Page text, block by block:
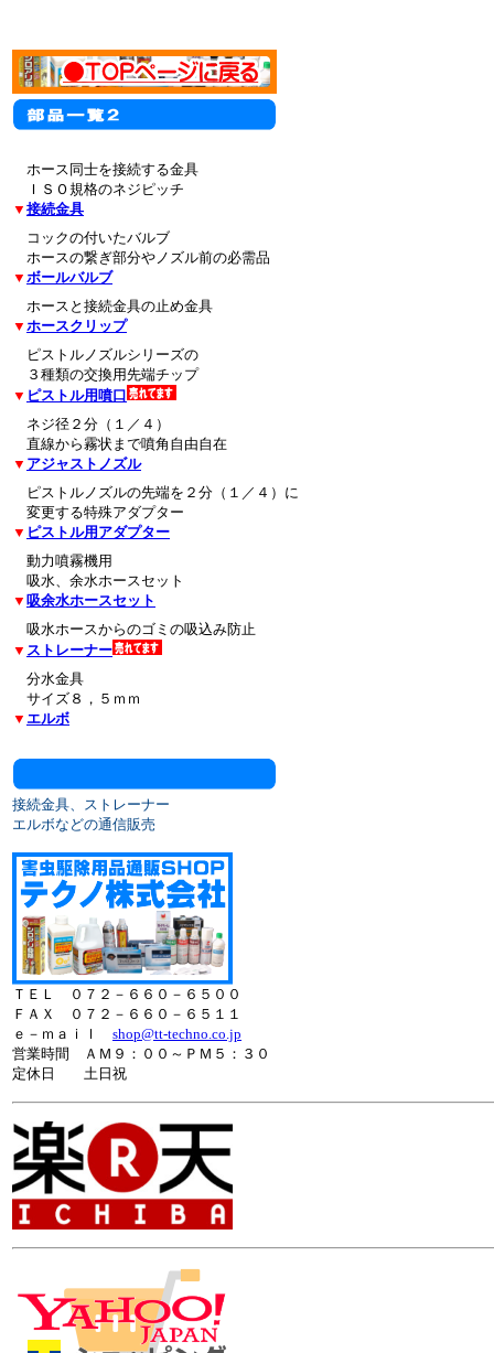
ホース同士を接続する金具
ＩＳＯ規格のネジピッチ
▼ 接続金具
コックの付いたバルブ
ホースの繋ぎ部分やノズル前の必需品
▼ ボールバルブ
ホースと接続金具の止め金具
▼ ホースクリップ
ピストルノズルシリーズの
３種類の交換用先端チップ
▼ ピストル用噴口
ネジ径２分（１／４）
直線から霧状まで噴角自由自在
▼ アジャストノズル
ピストルノズルの先端を２分（１／４）に
変更する特殊アダプター
▼ ピストル用アダプター
動力噴霧機用
吸水、余水ホースセット
▼ 吸余水ホースセット
吸水ホースからのゴミの吸込み防止
▼ ストレーナー
分水金具
サイズ８，５ｍｍ
▼ エルボ
接続金具、ストレーナー
エルボなどの通信販売
ＴＥＬ ０７２－６６０－６５００
ＦＡＸ ０７２－６６０－６５１１
ｅ－ｍａｉｌ shop@tt-techno.co.jp
営業時間 ＡＭ９：００～ＰＭ５：３０
定休日
土日祝